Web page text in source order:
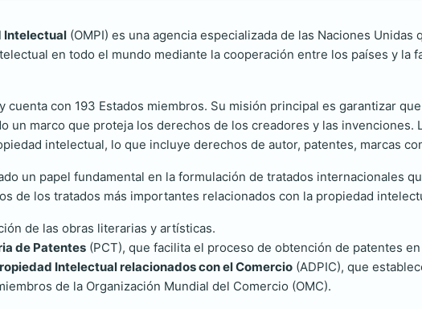
Intelectual (OMPI) es una agencia especializada de las Naciones
en todo el mundo mediante la cooperación entre los países y la
cuenta con 193 Estados miembros. Su misión principal es garantizar
un marco que proteja los derechos de los creadores y las invenciones.
intelectual, lo que incluye derechos de autor, patentes, marcas
un papel fundamental en la formulación de tratados internacionales
de los tratados más importantes relacionados con la propiedad
de las obras literarias y artísticas.
de Patentes (PCT), que facilita el proceso de obtención de patentes
Intelectual relacionados con el Comercio (ADPIC), que
de la Organización Mundial del Comercio (OMC).